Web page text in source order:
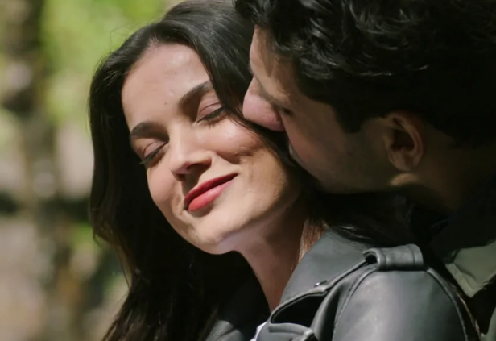
de 2026, 12:00
WhatsappFacebook
X
contra Ilgaz, Ceylin intenta demostrar que todas las
son falsas y que todo
se trata de un complot.La
consigue demostrar que la firma de Ilgaz fue
ya que nadie puede firmar dos veces de la misma